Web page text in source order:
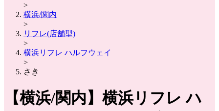
>
横浜/関内
>
リフレ(店舗型)
>
横浜リフレ ハルフウェイ
>
さき
【横浜/関内】横浜リフレ ハ